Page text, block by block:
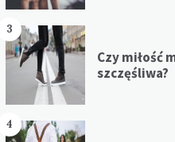
3
Czy miłość
szczęśliwa?
4